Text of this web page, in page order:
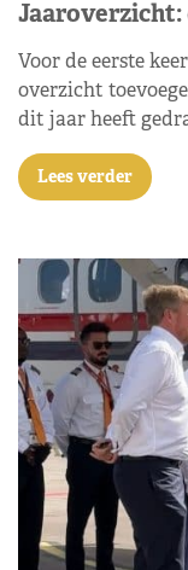
Jaaroverzicht:
Voor de eerste
overzicht
dit jaar heeft
Lees verder